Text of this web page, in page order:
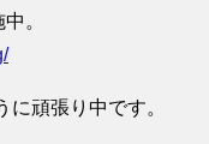
。
頑張り中です。